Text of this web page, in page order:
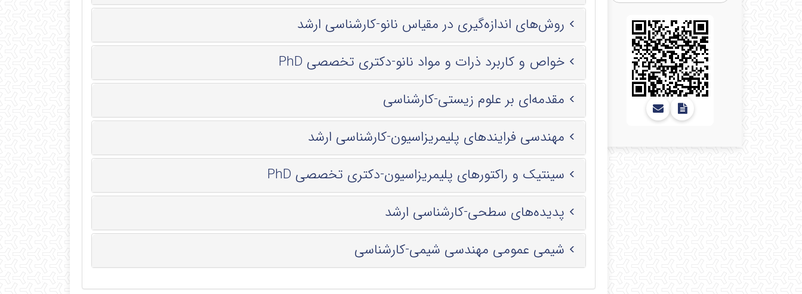
روش‌های اندازه‌گیری در مقیاس نانو-کارشناسی ارشد
خواص و کاربرد ذرات و مواد نانو-دكتری تخصصی PhD
مقدمه‌ای بر علوم زیستی-کارشناسی
مهندسی فرایندهای پلیمریزاسیون-کارشناسی ارشد
سینتیک و راکتورهای پلیمریزاسیون-دكتری تخصصی PhD
پدیده‌های سطحی-کارشناسی ارشد
شیمی عمومی مهندسی شیمی-کارشناسی